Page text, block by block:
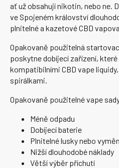
ať už obsahují nikotin, nebo ne.
ve Spojeném království
plnitelné a kazetové CBD
Opakovaně použitelná
poskytne dobíjecí zařízení,
kompatibilními CBD vape
spirálkami.
Opakovaně použitelné vape
Méně odpadu
Dobíjecí baterie
Plnitelné lusky nebo
Nižší dlouhodobé náklady
Větší výběr příchutí